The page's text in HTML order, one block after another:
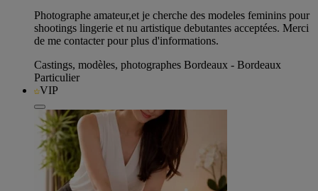
Photographe amateur,et je cherche des modeles feminins pour
shootings lingerie et nu artistique debutantes acceptées. Merci
de me contacter pour plus d'informations.
Castings, modèles, photographes Bordeaux - Bordeaux
Particulier
VIP